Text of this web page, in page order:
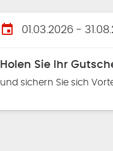
event 01.03.2026 -
Holen Sie Ihr
und sichern Sie sich